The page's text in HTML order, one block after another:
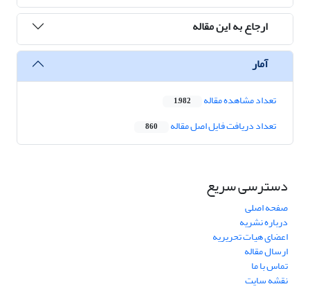
ارجاع به این مقاله
آمار
تعداد مشاهده مقاله 1,982
تعداد دریافت فایل اصل مقاله 860
دسترسی سریع
صفحه اصلی
درباره نشریه
اعضای هیات تحریریه
ارسال مقاله
تماس با ما
نقشه سایت